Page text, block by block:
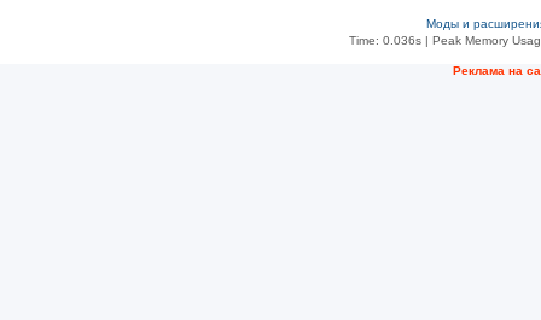
Моды и
Time: 0.036s| Peak Memory
Рeклама на